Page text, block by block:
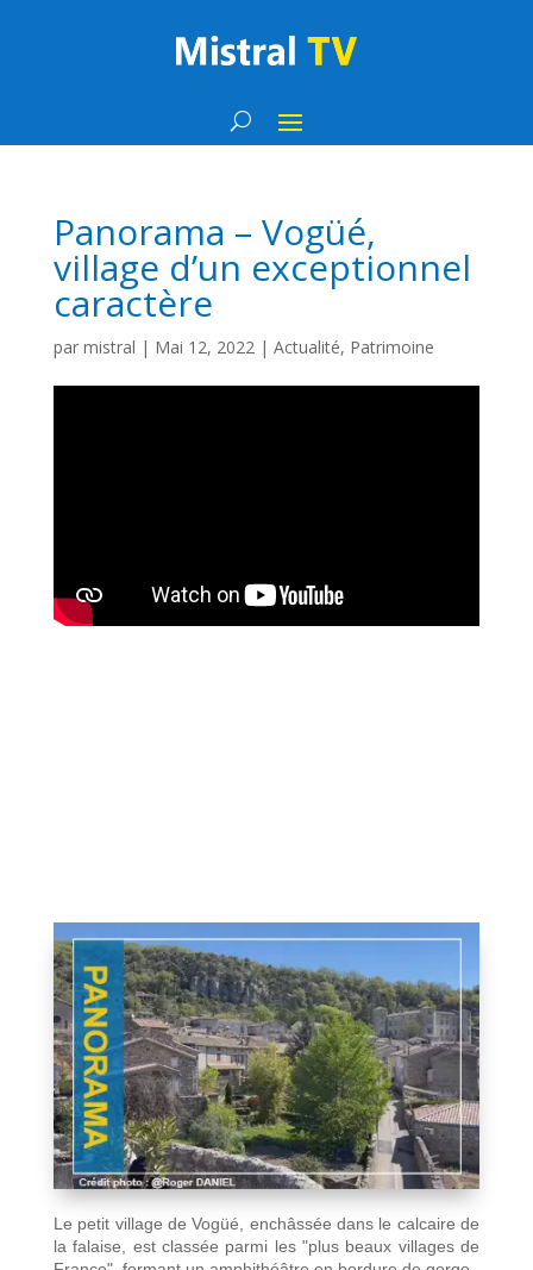
Panorama – Vogüé,
village d’un exceptionnel
caractère
par mistral | Mai 12, 2022 | Actualité, Patrimoine
Le petit village de Vogüé, enchâssée dans le calcaire de
la falaise, est classée parmi les "plus beaux villages de